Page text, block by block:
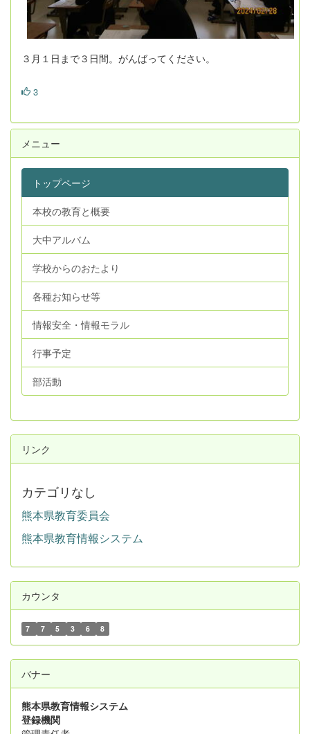
３月１日まで３日間。がんばってください。
3
メニュー
トップページ
本校の教育と概要
大中アルバム
学校からのおたより
各種お知らせ等
情報安全・情報モラル
行事予定
部活動
リンク
カテゴリなし
熊本県教育委員会
熊本県教育情報システム
カウンタ
7 7 5 3 6 8
バナー
熊本県教育情報システム
登録機関